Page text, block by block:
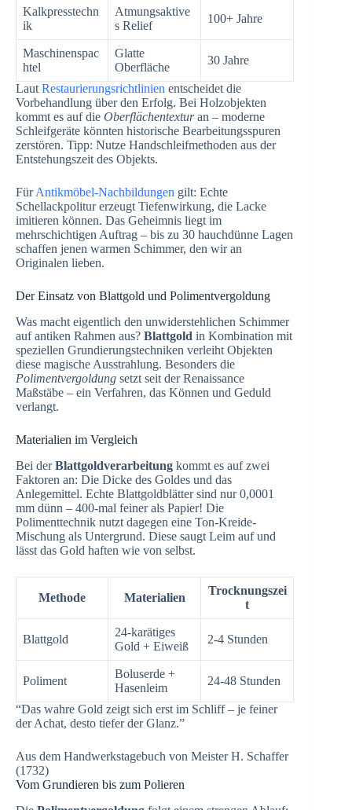
Kalkpresstechn
ik
Atmungsaktive
s Relief
100+ Jahre
Maschinenspac
htel
Glatte
Oberfläche
30 Jahre
Laut Restaurierungsrichtlinien entscheidet die
Vorbehandlung über den Erfolg. Bei Holzobjekten
kommt es auf die Oberflächentexturan – moderne
Schleifgeräte könnten historische Bearbeitungsspuren
zerstören. Tipp: Nutze Handschleifmethoden aus der
Entstehungszeit des Objekts.
FürAntikmöbel-Nachbildungen gilt: Echte
Schellackpolitur erzeugt Tiefenwirkung, die Lacke
imitieren können. Das Geheimnis liegt im
mehrschichtigen Auftrag – bis zu 30 hauchdünne Lagen
schaffen jenen warmen Schimmer, den wir an
Originalen lieben.
Der Einsatz von Blattgold und Polimentvergoldung
Was macht eigentlich den unwiderstehlichen Schimmer
auf antiken Rahmen aus? Blattgold in Kombination mit
speziellen Grundierungstechniken verleiht Objekten
diese magische Ausstrahlung. Besonders die
Polimentvergoldung setzt seit der Renaissance
Maßstäbe – ein Verfahren, das Können und Geduld
verlangt.
Materialien im Vergleich
Bei derBlattgoldverarbeitung kommt es auf zwei
Faktoren an: Die Dicke des Goldes und das
Anlegemittel. Echte Blattgoldblätter sind nur 0,0001
mm dünn – 400-mal feiner als Papier! Die
Polimenttechnik nutzt dagegen eine Ton-Kreide-
Mischung als Untergrund. Diese saugt Leim auf und
lässt das Gold haften wie von selbst.
Methode Materialien
Trocknungszei
t
Blattgold
24-karätiges
Gold + Eiweiß
2-4 Stunden
Poliment
Boluserde +
Hasenleim
24-48 Stunden
“Das wahre Gold zeigt sich erst im Schliff – je feiner
der Achat, desto tiefer der Glanz.”
Aus dem Handwerkstagebuch von Meister H. Schaffer
(1732)
Vom Grundieren bis zum Polieren